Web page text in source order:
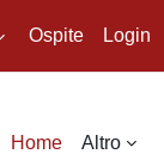
Ospite Login
Home Altro